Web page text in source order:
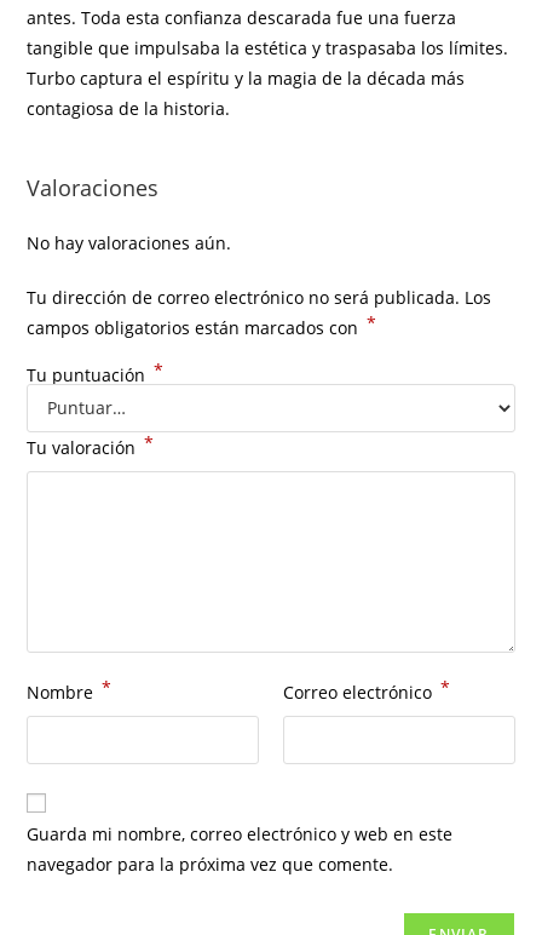
antes. Toda esta confianza descarada fue una fuerza
tangible que impulsaba la estética y traspasaba los límites.
Turbo captura el espíritu y la magia de la década más
contagiosa de la historia.
Valoraciones
No hay valoraciones aún.
Tu dirección de correo electrónico no será publicada. Los
campos obligatorios están marcados con *
Tu puntuación *
Tu valoración *
Nombre * Correo electrónico *
Guarda mi nombre, correo electrónico y web en este
navegador para la próxima vez que comente.